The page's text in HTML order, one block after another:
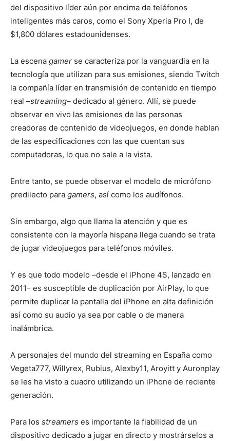
del dispositivo líder aún por encima de teléfonos
inteligentes más caros, como el Sony Xperia Pro I, de
$1,800 dólares estadounidenses.
La escena gamer se caracteriza por la vanguardia en la
tecnología que utilizan para sus emisiones, siendo Twitch
la compañía líder en transmisión de contenido en tiempo
real –streaming– dedicado al género. Allí, se puede
observar en vivo las emisiones de las personas
creadoras de contenido de videojuegos, en donde hablan
de las especificaciones con las que cuentan sus
computadoras, lo que no sale a la vista.
Entre tanto, se puede observar el modelo de micrófono
predilecto para gamers, así como los audífonos.
Sin embargo, algo que llama la atención y que es
consistente con la mayoría hispana llega cuando se trata
de jugar videojuegos para teléfonos móviles.
Y es que todo modelo –desde el iPhone 4S, lanzado en
2011– es susceptible de duplicación por AirPlay, lo que
permite duplicar la pantalla del iPhone en alta definición
así como su audio ya sea por cable o de manera
inalámbrica.
A personajes del mundo del streaming en España como
Vegeta777, Willyrex, Rubius, Alexby11, Aroyitt y Auronplay
se les ha visto a cuadro utilizando un iPhone de reciente
generación.
Para los streamers es importante la fiabilidad de un
dispositivo dedicado a jugar en directo y mostrárselos a